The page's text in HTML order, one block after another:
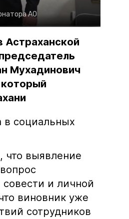
АО
Астраханской
Мухадинович
который
социальных
что выявление
и личной
виновник уже
сотрудников